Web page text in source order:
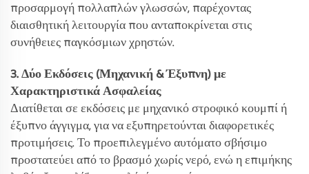
προσαρμογή πολλαπλών γλωσσών, παρέχοντας
διαισθητική λειτουργία που ανταποκρίνεται στις
συνήθειες παγκόσμιων χρηστών.
3. Δύο Εκδόσεις (Μηχανική & Έξυπνη) με
Χαρακτηριστικά Ασφαλείας
Διατίθεται σε εκδόσεις με μηχανικό στροφικό κουμπί ή
έξυπνο άγγιγμα, για να εξυπηρετούνται διαφορετικές
προτιμήσεις. Το προεπιλεγμένο αυτόματο σβήσιμο
προστατεύει από το βρασμό χωρίς νερό, ενώ η επιμήκης